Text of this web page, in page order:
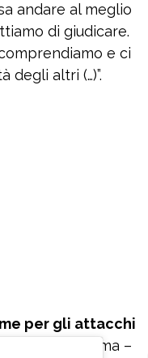
andare al meglio
di giudicare.
e ci
degli altri (…)”.
per gli attacchi
tanto, mi calma –